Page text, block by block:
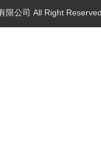
限公司 All Right